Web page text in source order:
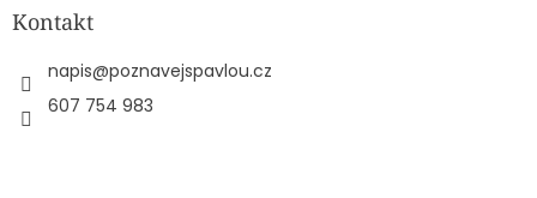
Kontakt
napis@poznavejspavlou.cz
607 754 983